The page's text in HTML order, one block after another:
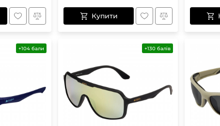
Купити
+104 бали +130 балів